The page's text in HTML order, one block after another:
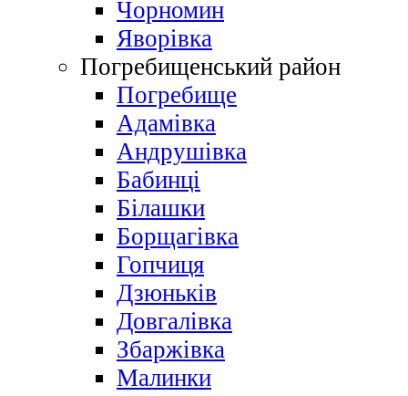
Чорномин
Яворівка
Погребищенський район
Погребище
Адамівка
Андрушівка
Бабинці
Білашки
Борщагівка
Гопчиця
Дзюньків
Довгалівка
Збаржівка
Малинки